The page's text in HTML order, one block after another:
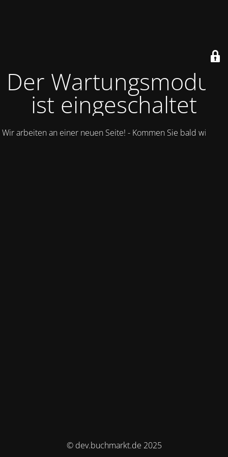
Der Wartungsmodus
ist eingeschaltet
Wir arbeiten an einer neuen Seite! - Kommen Sie bald wieder.
© dev.buchmarkt.de 2025